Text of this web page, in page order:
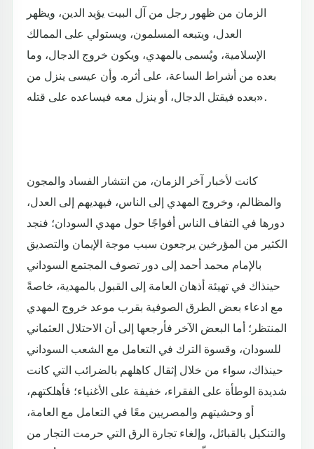
الزمان من ظهور رجل من آل البيت يؤيد الدين، ويظهر
العدل، ويتبعه المسلمون، ويستولي على الممالك
الإسلامية، ويُسمى بالمهدي، ويكون خروج الدجال، وما
بعده من أشراط الساعة، على أثره. وأن عيسى ينزل من
بعده فيقتل الدجال، أو ينزل معه فيساعده على قتله».
كانت لأخبار آخر الزمان، من انتشار الفساد والمجون
والمظالم، وخروج المهدي إلى الناس، فيهديهم إلى العدل،
دورها في التفاف الناس أفواجًا حول مهدي السودان؛ فنجد
الكثير من المؤرخين يرجعون سبب موجة الإيمان والتصديق
بالإمام محمد أحمد إلى دور تصوف المجتمع السوداني
حينذاك في تهيئة أذهان العامة إلى القبول بالمهدية، خاصةً
مع ادعاء بعض الطرق الصوفية بقرب موعد خروج المهدي
المنتظر؛ أما البعض الآخر فأرجعها إلى أن الاحتلال العثماني
للسودان، وقسوة الترك في التعامل مع الشعب السوداني
حينذاك، سواء من خلال إثقال كاهلهم بالضرائب التي كانت
شديدة الوطأة على الفقراء، خفيفة على الأغنياء؛ فأهلكتهم،
أو وحشيتهم والمصريين معًا في التعامل مع العامة،
والتنكيل بالقبائل، وإلغاء تجارة الرق التي حرمت التجار من